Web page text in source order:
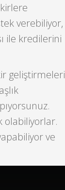
verebiliyor,
ile kredilerini
geliştirmeleri
olabiliyorlar.
ve